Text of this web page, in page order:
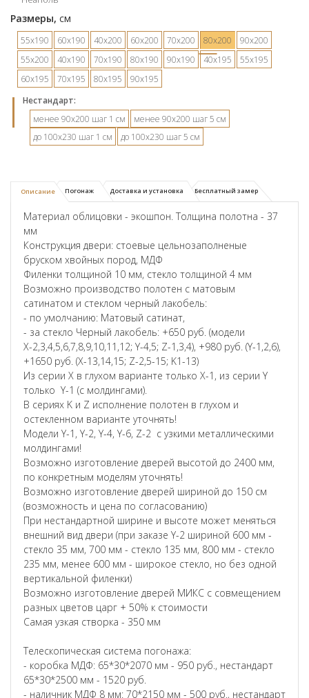
Размеры, см
55х190 60х190 40х200 60х200 70х200 80х200
90х200
55х200
40х190 70х190 80х190 90х190 40х195
55х195
60х195
70х195 80х195
90х195
Hестандарт:
менее 90х200 шаг 1 см
менее 90х200 шаг 5 см
до 100х230 шаг 1 см
до 100х230 шаг 5 см
Описание Погонаж Доставка и установка Бесплатный замер
Материал облицовки - экошпон. Толщина полотна - 37
мм
Конструкция двери: стоевые цельнозаполненые
бруском хвойных пород, МДФ
Филенки толщиной 10 мм, стекло толщиной 4 мм
Возможно производство полотен с матовым
сатинатом и стеклом черный лакобель:
- по умолчанию: Матовый сатинат,
- за стекло Черный лакобель: +650 руб. (модели
Х-2,3,4,5,6,7,8,9,10,11,12; Y-4,5; Z-1,3,4), +980 руб. (Y-1,2,6),
+1650 руб. (X-13,14,15; Z-2,5-15; K1-13)
Из серии X в глухом варианте только X-1, из серии Y
только Y-1 (с молдингами).
В сериях K и Z исполнение полотен в глухом и
остекленном варианте уточнять!
Модели Y-1, Y-2, Y-4, Y-6, Z-2 с узкими металлическими
молдингами!
Возможно изготовление дверей высотой до 2400 мм,
по конкретным моделям уточнять!
Возможно изготовление дверей шириной до 150 см
(возможность и цена по согласованию)
При нестандартной ширине и высоте может меняться
внешний вид двери (при заказе Y-2 шириной 600 мм -
стекло 35 мм, 700 мм - стекло 135 мм, 800 мм - стекло
235 мм, менее 600 мм - широкое стекло, но без одной
вертикальной филенки)
Возможно изготовление дверей МИКС с совмещением
разных цветов царг + 50% к стоимости
Самая узкая створка - 350 мм
Телескопическая система погонажа:
- коробка МДФ: 65*30*2070 мм - 950 руб., нестандарт
65*30*2500 мм - 1520 руб.
- наличник МДФ 8 мм: 70*2150 мм - 500 руб., нестандарт